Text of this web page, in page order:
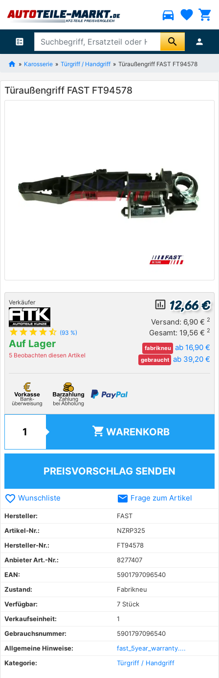
directions_car favorite shopping_cart
ballot search person
Karosserie Türgriff / Handgriff Türaußengriff FAST FT94578
Türaußengriff FAST FT94578
Verkäufer
star star star star star_half (93 %)
Auf Lager
5 Beobachten diesen Artikel
insert_chart_outlined 12,66 €
Versand: 6,90 € 2
Gesamt: 19,56 € 2
fabrikneu ab 16,90 €
gebraucht ab 39,20 €
shopping_cart WARENKORB
PREISVORSCHLAG SENDEN
favorite_border Wunschliste email Frage zum Artikel
Hersteller:
FAST
Artikel-Nr.:
NZRP325
Hersteller-Nr.:
FT94578
Anbieter Art.-Nr.:
8277407
EAN:
5901797096540
Zustand:
Fabrikneu
Verfügbar:
7 Stück
Verkaufseinheit:
1
Gebrauchsnummer:
5901797096540
Allgemeine Hinweise:
fast_5year_warranty....
Kategorie:
Türgriff / Handgriff